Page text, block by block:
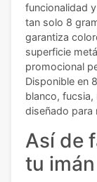
funcionalidad
tan solo 8
garantiza
superficie
promocional
Disponible en
blanco, fucsia,
diseñado para
Así de
tu imán